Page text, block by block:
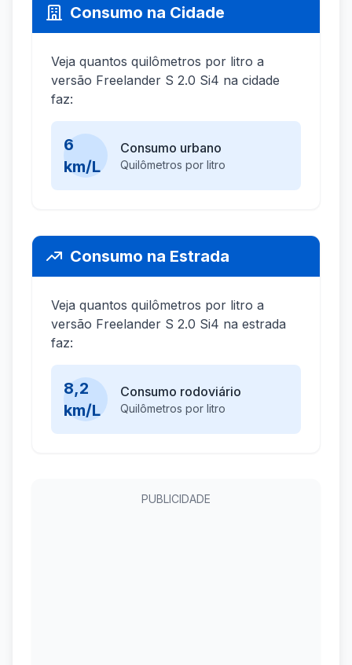
Consumo na Cidade
Veja quantos quilômetros por litro a
versão Freelander S 2.0 Si4 na cidade
faz:
6
km/L
Consumo urbano
Quilômetros por litro
Consumo na Estrada
Veja quantos quilômetros por litro a
versão Freelander S 2.0 Si4 na estrada
faz:
8,2
km/L
Consumo rodoviário
Quilômetros por litro
PUBLICIDADE